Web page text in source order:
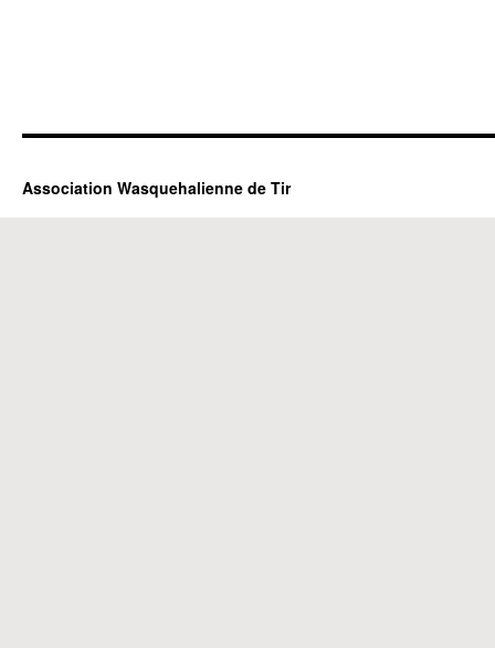
Association Wasquehalienne de Tir